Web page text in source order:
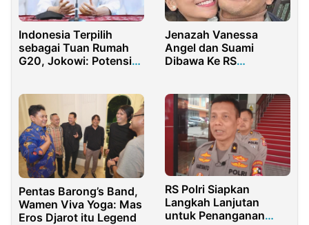
Indonesia Terpilih
sebagai Tuan Rumah
G20, Jokowi: Potensi
Jenazah Vanessa
Angel dan Suami
Dibawa Ke RS
Pentas Barong’s Band,
Wamen Viva Yoga: Mas
Eros Djarot itu Legend
RS Polri Siapkan
Langkah Lanjutan
untuk Penanganan